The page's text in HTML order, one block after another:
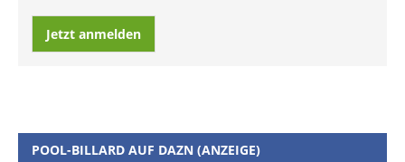
Jetzt anmelden
POOL-BILLARD AUF DAZN (ANZEIGE)